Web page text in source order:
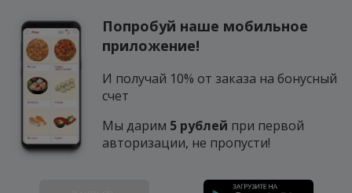
(910 г.)
Попробуй наше мобильное
приложение!
И получай 10% от заказа на бонусный
счет
Мы дарим 5 рублей при первой
авторизации, не пропусти!